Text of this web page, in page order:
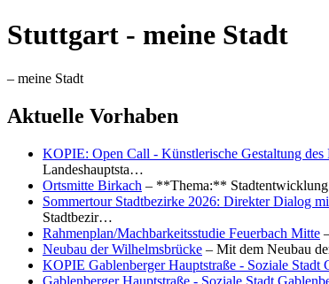
Stuttgart - meine Stadt
– meine Stadt
Aktuelle Vorhaben
KOPIE: Open Call - Künstlerische Gestaltung
Landeshauptsta…
Ortsmitte Birkach – **Thema:**
Sommertour Stadtbezirke 2026: Direkter Dialog
Stadtbezir…
Rahmenplan/Machbarkeitsstudie Feuerbach Mitte
Neubau der Wilhelmsbrücke – Mit dem Neubau
KOPIE Gablenberger Hauptstraße - Soziale Stadt
Gablenberger Hauptstraße - Soziale Stadt